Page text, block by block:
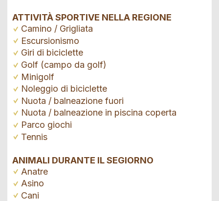
ATTIVITÀ SPORTIVE NELLA REGIONE
Camino / Grigliata
Escursionismo
Giri di biciclette
Golf (campo da golf)
Minigolf
Noleggio di biciclette
Nuota / balneazione fuori
Nuota / balneazione in piscina coperta
Parco giochi
Tennis
ANIMALI DURANTE IL SEGIORNO
Anatre
Asino
Cani